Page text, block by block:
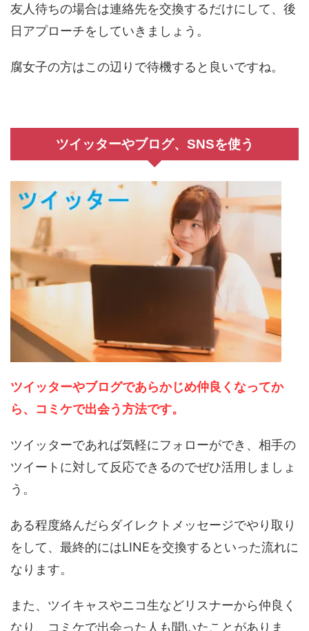
友人待ちの場合は連絡先を交換するだけにして、後
日アプローチをしていきましょう。
腐女子の方はこの辺りで待機すると良いですね。
ツイッターやブログ、SNSを使う
ツイッターやブログであらかじめ仲良くなってか
ら、コミケで出会う方法です。
ツイッターであれば気軽にフォローができ、相手の
ツイートに対して反応できるのでぜひ活用しましょ
う。
ある程度絡んだらダイレクトメッセージでやり取り
をして、最終的にはLINEを交換するといった流れに
なります。
また、ツイキャスやニコ生などリスナーから仲良く
なり、コミケで出会った人も聞いたことがありま